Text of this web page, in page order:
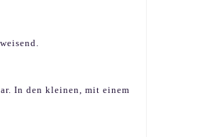
In den kleinen, mit einem